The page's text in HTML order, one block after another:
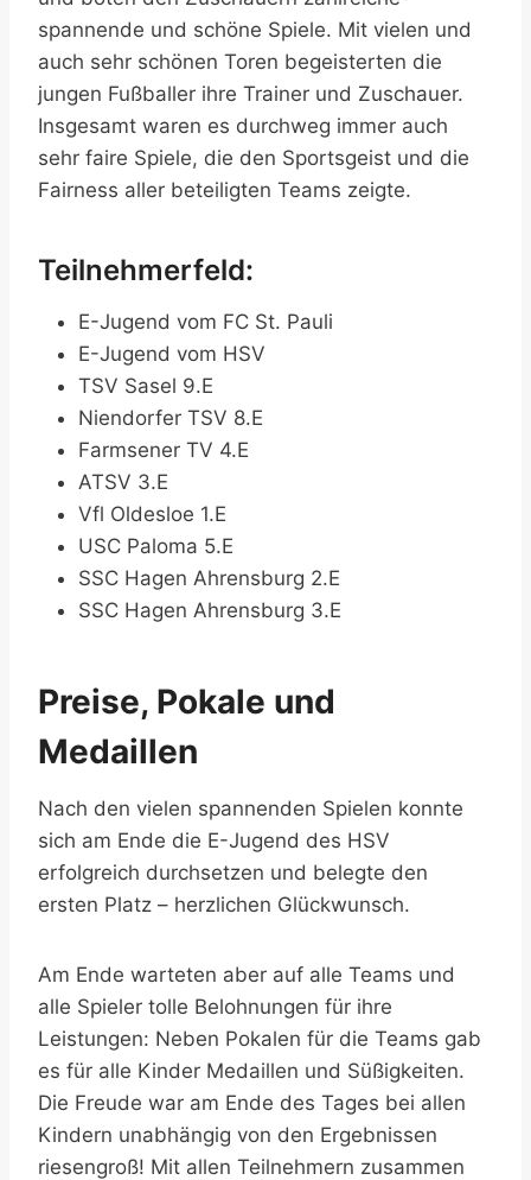
spannende und schöne Spiele. Mit vielen und
auch sehr schönen Toren begeisterten die
jungen Fußballer ihre Trainer und Zuschauer.
Insgesamt waren es durchweg immer auch
sehr faire Spiele, die den Sportsgeist und die
Fairness aller beteiligten Teams zeigte.
Teilnehmerfeld:
E-Jugend vom FC St. Pauli
E-Jugend vom HSV
TSV Sasel 9.E
Niendorfer TSV 8.E
Farmsener TV 4.E
ATSV 3.E
Vfl Oldesloe 1.E
USC Paloma 5.E
SSC Hagen Ahrensburg 2.E
SSC Hagen Ahrensburg 3.E
Preise, Pokale und
Medaillen
Nach den vielen spannenden Spielen konnte
sich am Ende die E-Jugend des HSV
erfolgreich durchsetzen und belegte den
ersten Platz – herzlichen Glückwunsch.
Am Ende warteten aber auf alle Teams und
alle Spieler tolle Belohnungen für ihre
Leistungen: Neben Pokalen für die Teams gab
es für alle Kinder Medaillen und Süßigkeiten.
Die Freude war am Ende des Tages bei allen
Kindern unabhängig von den Ergebnissen
riesengroß! Mit allen Teilnehmern zusammen